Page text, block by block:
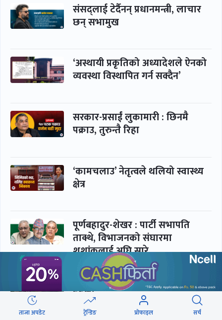
संसद्लाई टेर्दैनन् प्रधानमन्त्री, लाचार
छन् सभामुख
‘अस्थायी प्रकृतिको अध्यादेशले ऐनको
व्यवस्था विस्थापित गर्न सक्दैन’
सरकार-प्रसाईं लुकामारी : छिनमै
पक्राउ, तुरुन्तै रिहा
‘कामचलाउ’ नेतृत्वले थलियो स्वास्थ्य
क्षेत्र
पूर्णबहादुर-शेखर : पार्टी सभापति
ताक्थे, विभाजनको संघारमा
शशांकलाई अघि सारे
कप्तानगञ्जमा झिल्को, गोलबजारमा
डढेलो
ताजा अपडेट ट्रेन्डिङ प्रोफाइल सर्च